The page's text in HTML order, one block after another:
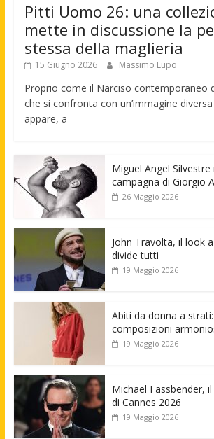
Pitti Uomo 26: una
mette in discussione la
stessa della maglieria
15 Giugno 2026 Massimo Lupo
Proprio come il Narciso contemporaneo
che si confronta con un’immagine
appare, a
Miguel Angel Silvestre
campagna di Giorgio
26 Maggio 2026
John Travolta, il look
divide tutti
19 Maggio 2026
Abiti da donna a
composizioni
19 Maggio 2026
Michael Fassbender,
di Cannes 2026
19 Maggio 2026